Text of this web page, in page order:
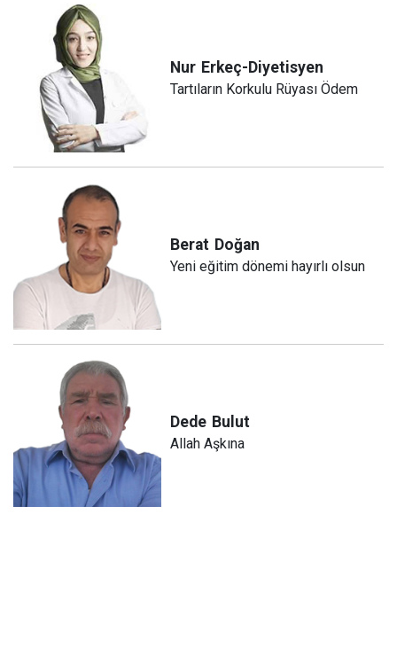
Nur Erkeç-Diyetisyen
Tartıların Korkulu Rüyası Ödem
Berat Doğan
Yeni eğitim dönemi hayırlı olsun
Dede Bulut
Allah Aşkına